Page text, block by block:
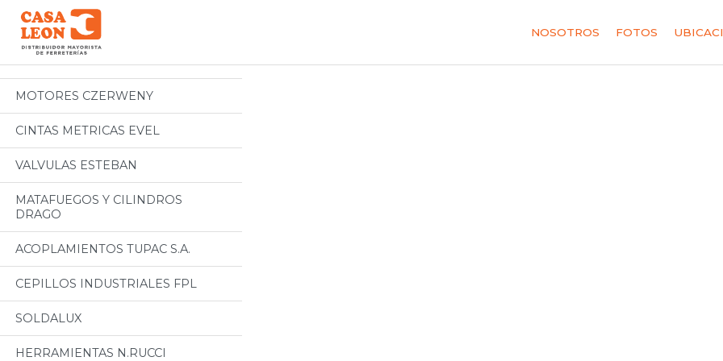
NOSOTROS FOTOS
Categorias
Todos
MOTORES CZERWENY
CINTAS METRICAS EVEL
VALVULAS ESTEBAN
MATAFUEGOS Y CILINDROS
DRAGO
ACOPLAMIENTOS TUPAC S.A.
CEPILLOS INDUSTRIALES FPL
SOLDALUX
HERRAMIENTAS N.RUCCI